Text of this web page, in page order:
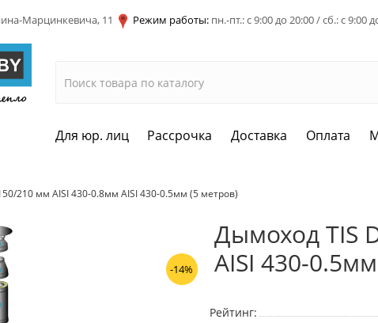
Марцинкевича, 11 Режим работы: пн.-пт.: с 9:00 до 20:00 / сб.: с 9:00
Для юр. лиц Рассрочка Доставка Оплата
210 мм AISI 430-0.8мм AISI 430-0.5мм (5 метров)
-14%
Дымоход TIS
AISI 430-
Рейтинг: